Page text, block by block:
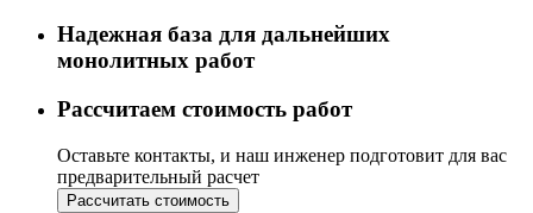
Надежная база для дальнейших
монолитных работ
Рассчитаем стоимость работ
Оставьте контакты, и наш инженер подготовит для вас
предварительный расчет
Рассчитать стоимость